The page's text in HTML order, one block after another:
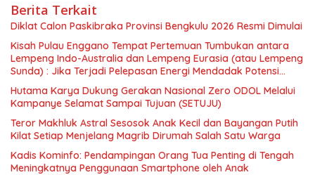
Berita Terkait
Diklat Calon Paskibraka Provinsi Bengkulu 2026 Resmi Dimulai
Kisah Pulau Enggano Tempat Pertemuan Tumbukan antara
Lempeng Indo-Australia dan Lempeng Eurasia (atau Lempeng
Sunda) : Jika Terjadi Pelepasan Energi Mendadak Potensi
Gempa 8.4 SR dan Picu Tsunami 15 Meter
Hutama Karya Dukung Gerakan Nasional Zero ODOL Melalui
Kampanye Selamat Sampai Tujuan (SETUJU)
Teror Makhluk Astral Sesosok Anak Kecil dan Bayangan Putih
Kilat Setiap Menjelang Magrib Dirumah Salah Satu Warga
Kadis Kominfo: Pendampingan Orang Tua Penting di Tengah
Meningkatnya Penggunaan Smartphone oleh Anak